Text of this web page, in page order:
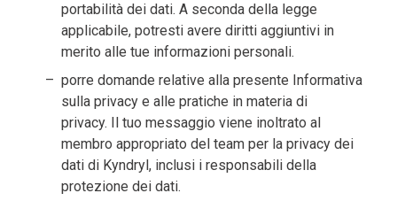
portabilità dei dati. A seconda della legge
applicabile, potresti avere diritti aggiuntivi in
merito alle tue informazioni personali.
porre domande relative alla presente Informativa
sulla privacy e alle pratiche in materia di
privacy. Il tuo messaggio viene inoltrato al
membro appropriato del team per la privacy dei
dati di Kyndryl, inclusi i responsabili della
protezione dei dati.